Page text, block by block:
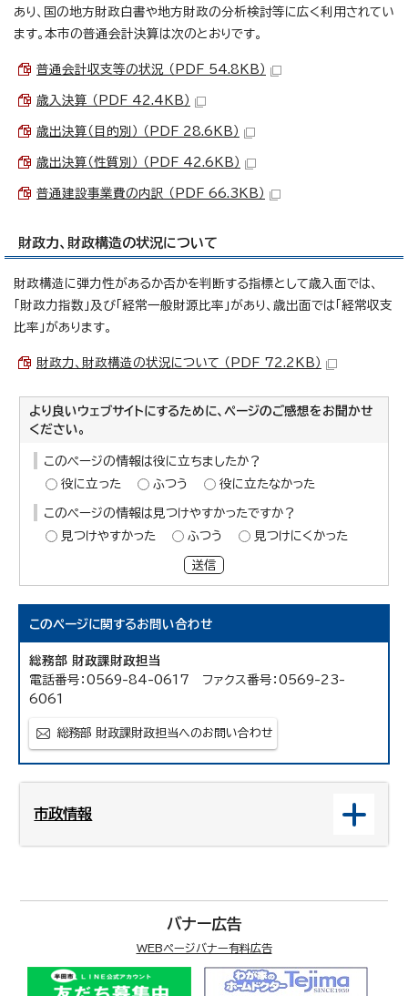
あり、国の地方財政白書や地方財政の分析検討等に広く利用されてい
ます。本市の普通会計決算は次のとおりです。
普通会計収支等の状況 （PDF 54.8KB）
歳入決算 （PDF 42.4KB）
歳出決算（目的別） （PDF 28.6KB）
歳出決算（性質別） （PDF 42.6KB）
普通建設事業費の内訳 （PDF 66.3KB）
財政力、財政構造の状況について
財政構造に弾力性があるか否かを判断する指標として歳入面では、
「財政力指数」及び「経常一般財源比率」があり、歳出面では「経常収支
比率」があります。
財政力、財政構造の状況について （PDF 72.2KB）
より良いウェブサイトにするために、ページのご感想をお聞かせ
ください。
このページの情報は役に立ちましたか？
役に立った
ふつう 役に立たなかった
このページの情報は見つけやすかったですか？
見つけやすかった
ふつう 見つけにくかった
送信
このページに関するお問い合わせ
総務部 財政課財政担当
電話番号：0569-84-0617 ファクス番号：0569-23-
6061
総務部 財政課財政担当へのお問い合わせ
市政情報
バナー広告
WEBページバナー有料広告